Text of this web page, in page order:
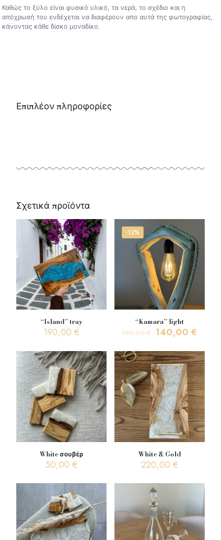
Καθώς το ξύλο είναι φυσικό υλικό, τα νερά, το σχέδιο και η
απόχρωσή του ενδέχεται να διαφέρουν απο αυτά της φωτογραφίας,
κάνοντας κάθε δίσκο μοναδίκο.
Επιπλέον πληροφορίες
Σχετικά προϊόντα
“Island” tray
190,00€
-13%
“Kamara” light
160,00€ Original
was:
160,00 €.
140,00 €
τιμή
είναι:
White σουβέρ
50,00€
White & Gold
220,00 €